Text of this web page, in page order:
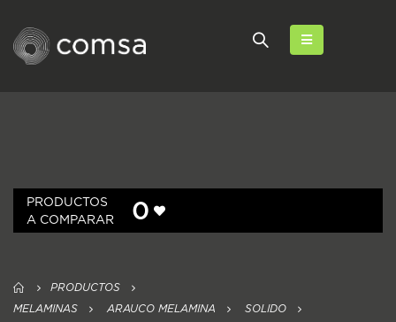
PRODUCTOS
A COMPARAR
0
PRODUCTOS
MELAMINAS
ARAUCO MELAMINA SOLIDO